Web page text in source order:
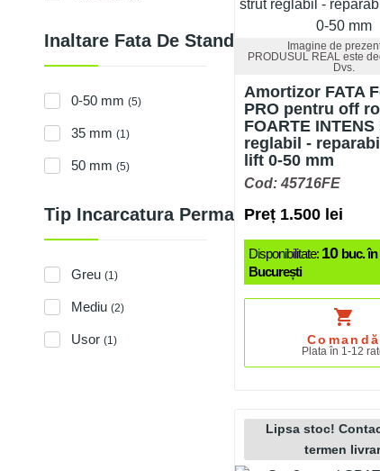
Inaltare Fata De Standard Fabrica
0-50 mm (5)
35 mm (1)
50 mm (5)
Tip Incarcatura Permanent
Greu (1)
Mediu (2)
Usor (1)
Imagine de
PRODUSUL REAL este
Dvs.
Amortizor FATA
PRO pentru off
FOARTE
reglabil -
lift 0-50 mm
Cod: 45716FE
Preț 1.500 lei
Disponibilitate: 10buc. în
București
shopping_cart
Comandă
Plata în 1-12
Lipsa stoc!
termen